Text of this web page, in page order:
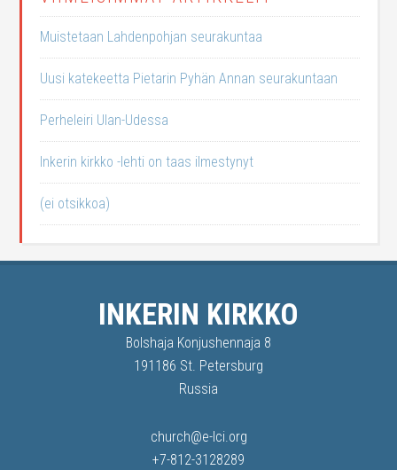
Muistetaan Lahdenpohjan seurakuntaa
Uusi katekeetta Pietarin Pyhän Annan seurakuntaan
Perheleiri Ulan-Udessa
Inkerin kirkko -lehti on taas ilmestynyt
(ei otsikkoa)
INKERIN KIRKKO
Bolshaja Konjushennaja 8
191186 St. Petersburg
Russia
church@e-lci.org
+7-812-3128289